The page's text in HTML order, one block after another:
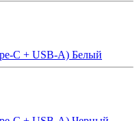
C + USB-A) Белый